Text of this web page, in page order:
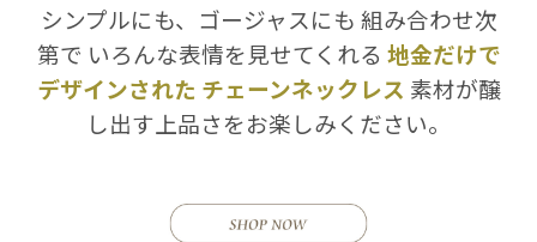
シンプルにも、ゴージャスにも 組み合わせ次
第で いろんな表情を見せてくれる 地金だけで
デザインされた チェーンネックレス 素材が醸
し出す上品さをお楽しみください。